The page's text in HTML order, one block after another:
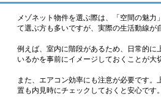
メゾネット物件を選ぶ際は、「空間の魅
て選ぶ方も多いですが、実際の生活動線が
例えば、室内に階段があるため、日常的に
いるかを事前にイメージしておくことが大
また、エアコン効率にも注意が必要です
置も内見時にチェックしておくと安心です。